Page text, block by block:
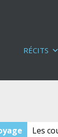
RÉCITS
Les